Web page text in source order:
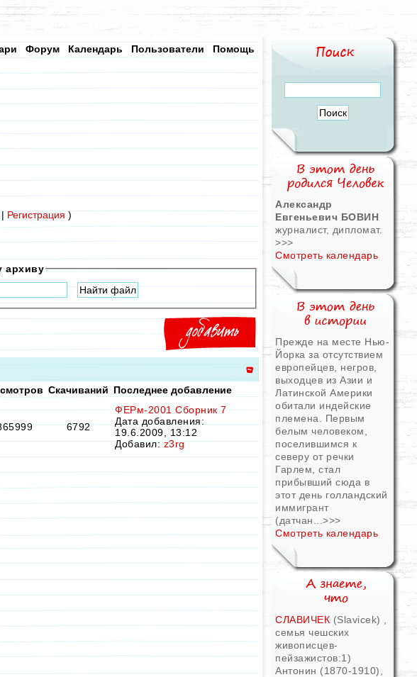
Помощь
Пользователи
Календарь
Форум
| Регистрация )
архиву
Скачиваний Последнее добавление
6792
ФЕРм-2001 Сборник 7
Дата добавления:
19.6.2009, 13:12
Добавил:z3rg
Александр
Евгеньевич БОВИН
журналист, дипломат.
>>>
Смотреть календарь
Прежде на месте Нью-
Йорка за отсутствием
европейцев, негров,
выходцев из Азии и
Латинской Америки
обитали индейские
племена. Первым
белым человеком,
поселившимся к
северу от речки
Гарлем, стал
прибывший сюда в
этот день голландский
иммигрант
(датчан... >>>
Смотреть календарь
СЛАВИЧЕК (Slavicek) ,
семья чешских
живописцев-
пейзажистов:1)
Антонин (1870-1910),